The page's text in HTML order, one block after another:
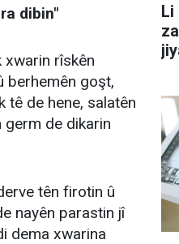
dibin"
xwarin rîskên
berhemên goşt,
tê de hene, salatên
germ de dikarin
tên firotin û
nayên parastin jî
dema xwarina
Li